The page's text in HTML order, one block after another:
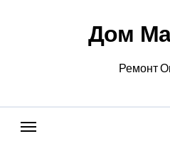
Дом
Ремонт